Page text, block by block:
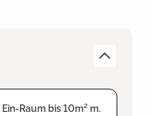
Raum bis 10m² m.